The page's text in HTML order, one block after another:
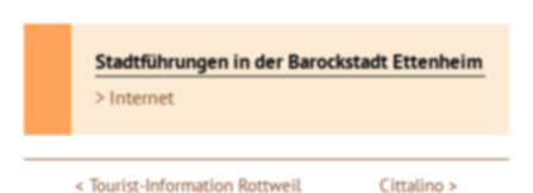
Stadtführungen in der Barockstadt Ettenheim
> Internet
Tourist-Information Rottweil Cittalino